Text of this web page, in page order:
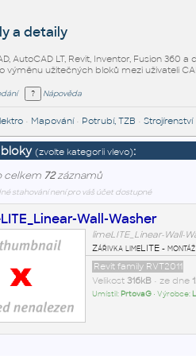
a detaily
AutoCAD LT, Revit, Inventor, Fusion 360
výměnu užitečných bloků mezi uživateli
Nápověda
• Mapování• Potrubí, TZB • Strojírenství
(zvolte kategorii vlevo):
celkem 72záznamů
stahování není pro váš účet dostupné
Wall-Washer
limeLITE_Linear-Wall-
Zářivka limeLITE -
Revit family RVT2011
Velikost 316kB• ze dne
Umístil: PrtovaG• Výrobce: